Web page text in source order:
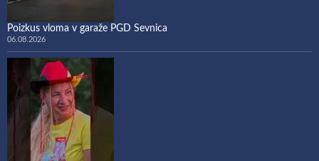
Poizkus vloma v garaže PGD Sevnica
06.08.2026